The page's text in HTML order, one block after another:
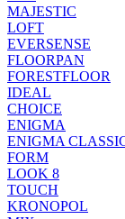
MAJESTIC
LOFT
EVERSENSE
FLOORPAN
FORESTFLOOR
IDEAL
CHOICE
ENIGMA
ENIGMA
FORM
LOOK 8
TOUCH
KRONOPOL